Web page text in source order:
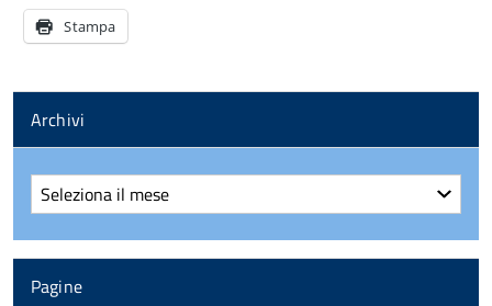
Stampa
Archivi
Archivi
Pagine